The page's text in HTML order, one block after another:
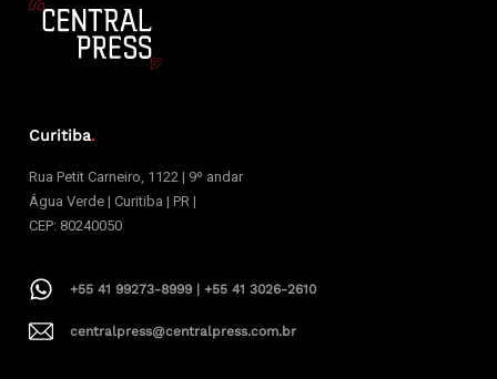
Curitiba.
Rua Petit Carneiro, 1122 | 9º andar
Água Verde | Curitiba | PR |
CEP: 80240050
+55 41 99273-8999 | +55 41 3026-2610
centralpress@centralpress.com.br